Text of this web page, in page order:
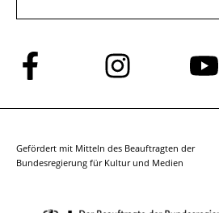
Folge
uns
auf
Folge
uns
auf
Folge
auf
Gefördert mit Mitteln des Beauftragten der
Bundesregierung für Kultur und Medien